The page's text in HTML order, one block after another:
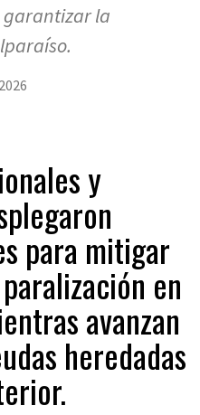
la
y
para mitigar
en
avanzan
heredadas